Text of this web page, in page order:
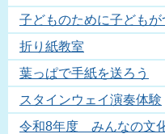
子どものために子ども
折り紙教室
葉っぱで手紙を送ろう
スタインウェイ演奏体験
令和8年度 みんなの文